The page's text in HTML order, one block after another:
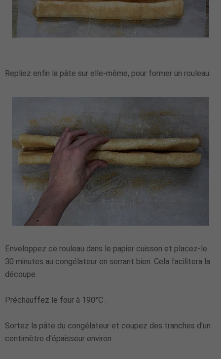
Repliez enfin la pâte sur elle-même, pour former un rouleau.
Enveloppez ce rouleau dans le papier cuisson et placez-le
30 minutes au congélateur en serrant bien. Cela facilitera la
découpe.
Préchauffez le four à 190°C .
Sortez la pâte du congélateur et coupez des tranches d'un
centimètre d'épaisseur environ.